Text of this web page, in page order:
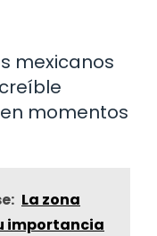
mexicanos
momentos
La zona
importancia